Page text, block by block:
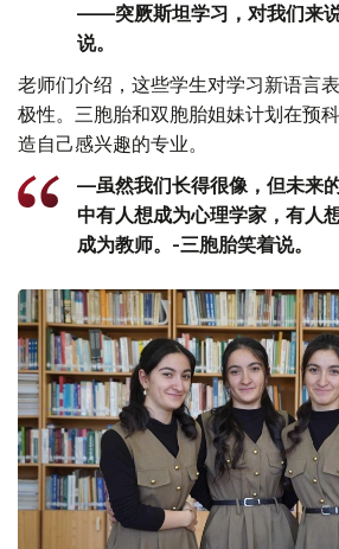
——突厥斯坦学习，对我们来
说。
老师们介绍，这些学生对学习新语言
极性。三胞胎和双胞胎姐妹计划在预
造自己感兴趣的专业。
—虽然我们长得很像，但未来
中有人想成为心理学家，有人
成为教师。-三胞胎笑着说。